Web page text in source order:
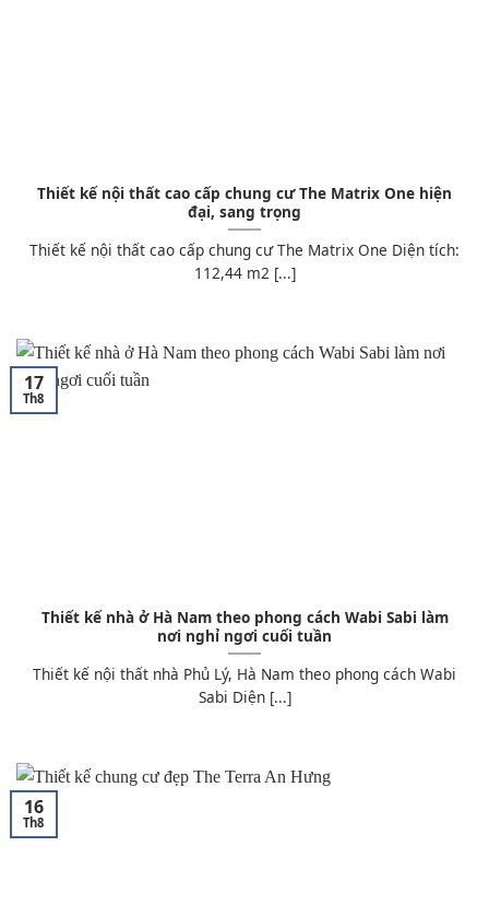
Thiết kế nội thất cao cấp chung cư The Matrix One hiện
đại, sang trọng
Thiết kế nội thất cao cấp chung cư The Matrix One Diện tích:
112,44 m2 [...]
Thiết kế nhà ở Hà Nam theo phong cách Wabi Sabi làm
nơi nghỉ ngơi cuối tuần
Thiết kế nội thất nhà Phủ Lý, Hà Nam theo phong cách Wabi
Sabi Diện [...]
17
Th8
16
Th8